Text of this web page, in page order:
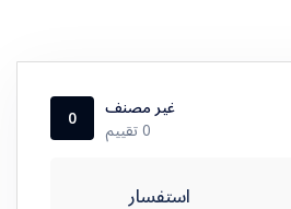
غير مصنف
0 تقييم
0
استفسار